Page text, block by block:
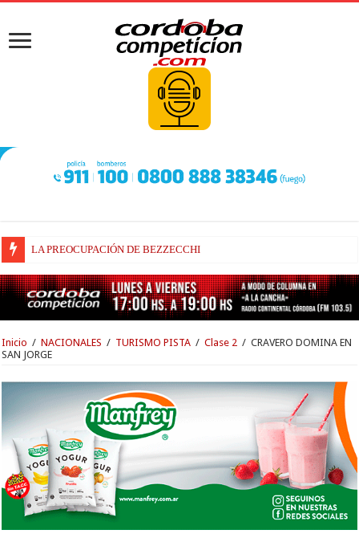
BEZZECCHI, RECUPERADO Y VELOZ
Inicio / NACIONALES / TURISMO PISTA / Clase 2 / CRAVERO DOMINA EN
SAN JORGE